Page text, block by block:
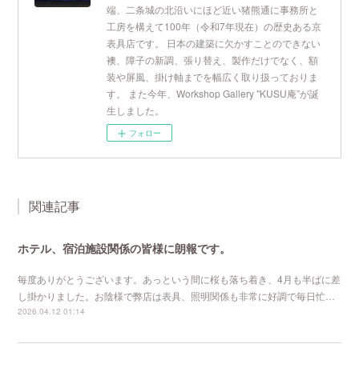
端、二条城の北沿いにほど近い猪熊通に事務所と
工房を構えて100年（令和7年現在）の歴史ある京
表具店です。 日本の建築に欠かすことのできない
襖、障子の新調、張り替え、製作だけでなく、額
装や屏風、掛け軸までを幅広く取り扱っておりま
す。 また今年、Workshop Gallery "KUSU庵”が誕
生しました。
フォロー
関連記事
ホテル、宿泊施設関係の皆様に朗報です。
毎度ありがとうございます。あっという間に桜も落ち着き、4月も半ばに差
し掛かりました。お陰様で弊店は表具、照明関係も非常に好調で毎日忙…
2026.04.12 01:14